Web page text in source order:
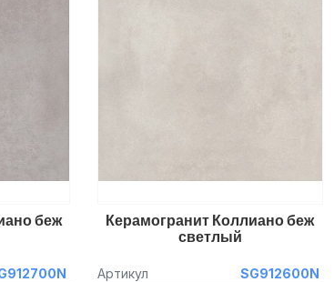
беж
Керамогранит Коллиано беж
светлый
Артикул
SG912600N